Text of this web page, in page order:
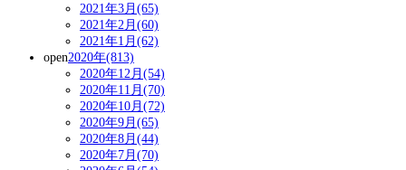
2021年3月(65)
2021年2月(60)
2021年1月(62)
open2020年(813)
2020年12月(54)
2020年11月(70)
2020年10月(72)
2020年9月(65)
2020年8月(44)
2020年7月(70)